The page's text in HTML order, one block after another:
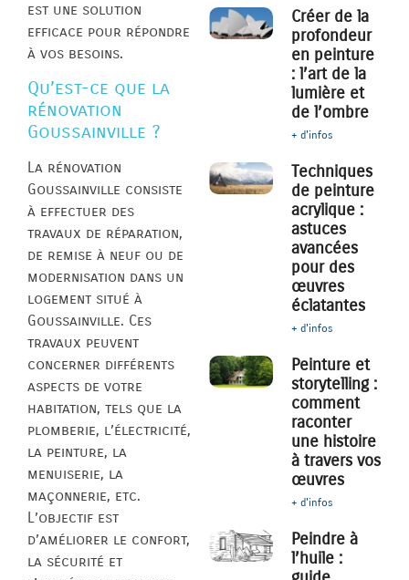
est une solution
efficace pour répondre
à vos besoins.
Qu’est-ce que la
rénovation
Goussainville ?
La rénovation
Goussainville consiste
à effectuer des
travaux de réparation,
de remise à neuf ou de
modernisation dans un
logement situé à
Goussainville. Ces
travaux peuvent
concerner différents
aspects de votre
habitation, tels que la
plomberie, l’électricité,
la peinture, la
menuiserie, la
maçonnerie, etc.
L’objectif est
d’améliorer le confort,
la sécurité et
Créer de la
profondeur
en peinture
: l’art de la
lumière et
de l’ombre
+ d'infos
Techniques
de peinture
acrylique :
astuces
avancées
pour des
œuvres
éclatantes
+ d'infos
Peinture et
storytelling :
comment
raconter
une histoire
à travers vos
œuvres
+ d'infos
Peindre à
l’huile :